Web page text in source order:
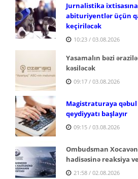
Jurnalistika
abituriyentlər üçün
keçiriləcək
10:23 / 03.08.2026
Yasamalın bəzi
kəsiləcək
09:17 / 03.08.2026
Magistraturaya
qeydiyyatı başlayır
09:15 / 03.08.2026
Ombudsman
hadisəsinə reaksiya
21:58 / 02.08.2026